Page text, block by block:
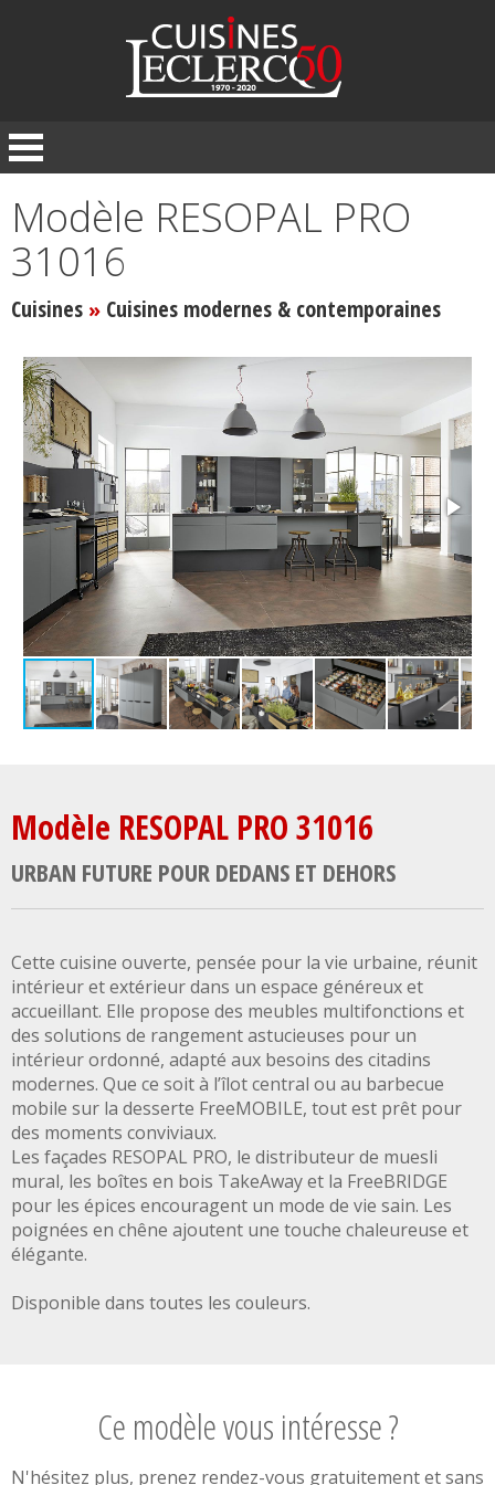
Modèle RESOPAL PRO
31016
Cuisines » Cuisines modernes & contemporaines
Modèle RESOPAL PRO 31016
URBAN FUTURE POUR DEDANS ET DEHORS
Cette cuisine ouverte, pensée pour la vie urbaine, réunit
intérieur et extérieur dans un espace généreux et
accueillant. Elle propose des meubles multifonctions et
des solutions de rangement astucieuses pour un
intérieur ordonné, adapté aux besoins des citadins
modernes. Que ce soit à l’îlot central ou au barbecue
mobile sur la desserte FreeMOBILE, tout est prêt pour
des moments conviviaux.
Les façades RESOPAL PRO, le distributeur de muesli
mural, les boîtes en bois TakeAway et la FreeBRIDGE
pour les épices encouragent un mode de vie sain. Les
poignées en chêne ajoutent une touche chaleureuse et
élégante.
Disponible dans toutes les couleurs.
Ce modèle vous intéresse ?
N'hésitez plus, prenez rendez-vous gratuitement et sans